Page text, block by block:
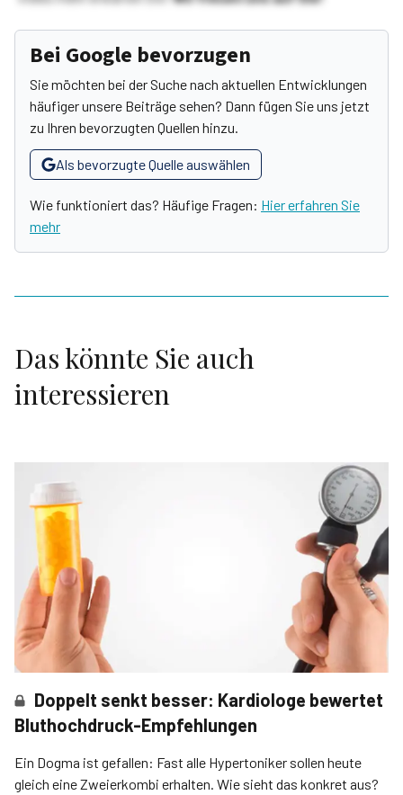
Bei Google bevorzugen
Sie möchten bei der Suche nach aktuellen Entwicklungen
häufiger unsere Beiträge sehen? Dann fügen Sie uns jetzt
zu Ihren bevorzugten Quellen hinzu.
Als bevorzugte Quelle auswählen
Wie funktioniert das? Häufige Fragen: Hier erfahren Sie
mehr
Das könnte Sie auch
interessieren
Doppelt senkt besser: Kardiologe bewertet
Bluthochdruck-Empfehlungen
Ein Dogma ist gefallen: Fast alle Hypertoniker sollen heute
gleich eine Zweierkombi erhalten. Wie sieht das konkret aus?